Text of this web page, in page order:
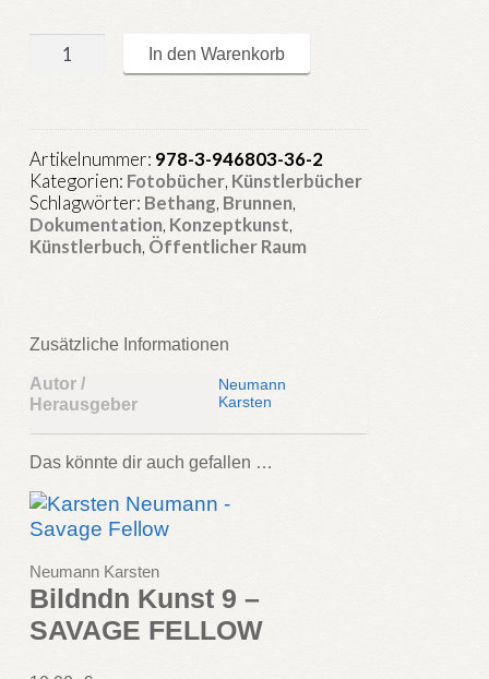
FOUNTAIN[s]
In den Warenkorb
Artikelnummer: 978-3-946803-36-2
Kategorien: Fotobücher, Künstlerbücher
Schlagwörter: Bethang, Brunnen,
Dokumentation, Konzeptkunst,
Künstlerbuch, Öffentlicher Raum
Zusätzliche Informationen
Autor /
Herausgeber
Neumann
Karsten
Das könnte dir auch gefallen …
Neumann Karsten
Bildndn Kunst 9 –
SAVAGE FELLOW